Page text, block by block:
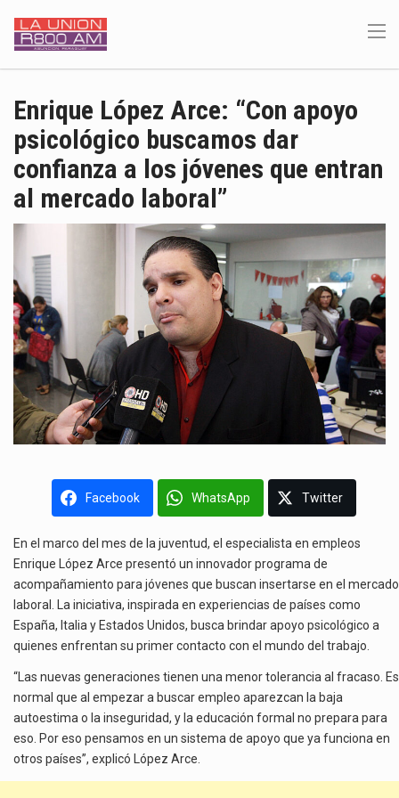
Enrique López Arce: “Con apoyo
psicológico buscamos dar
confianza a los jóvenes que entran
al mercado laboral”
Facebook WhatsApp Twitter
En el marco del mes de la juventud, el especialista en empleos
Enrique López Arce presentó un innovador programa de
acompañamiento para jóvenes que buscan insertarse en el mercado
laboral. La iniciativa, inspirada en experiencias de países como
España, Italia y Estados Unidos, busca brindar apoyo psicológico a
quienes enfrentan su primer contacto con el mundo del trabajo.
“Las nuevas generaciones tienen una menor tolerancia al fracaso. Es
normal que al empezar a buscar empleo aparezcan la baja
autoestima o la inseguridad, y la educación formal no prepara para
eso. Por eso pensamos en un sistema de apoyo que ya funciona en
otros países”, explicó López Arce.